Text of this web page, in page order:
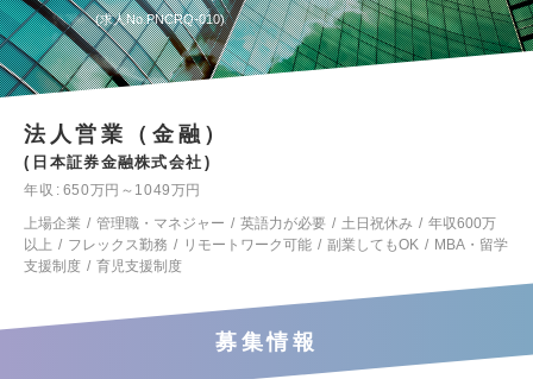
求人No.PNCRQ-010
法人営業（金融）
日本証券金融株式会社
年収
650万円～1049万円
上場企業
管理職・マネジャー 英語力が必要 土日祝休み
年収600万
以上
フレックス勤務 リモートワーク可能 副業してもOK
MBA・留学
支援制度
育児支援制度
募集情報